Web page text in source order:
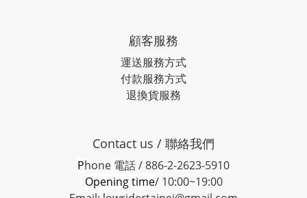
顧客服務
運送服務方式
付款服務方式
退換貨服務
Contact us / 聯絡我們
Phone 電話 / 886-2-2623-5910
Opening time/ 10:00~19:00